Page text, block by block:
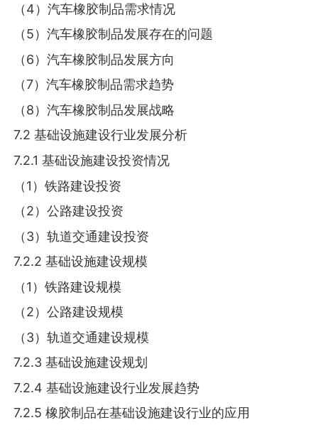
（4）汽车橡胶制品需求情况
（5）汽车橡胶制品发展存在的问题
（6）汽车橡胶制品发展方向
（7）汽车橡胶制品需求趋势
（8）汽车橡胶制品发展战略
7.2 基础设施建设行业发展分析
7.2.1 基础设施建设投资情况
（1）铁路建设投资
（2）公路建设投资
（3）轨道交通建设投资
7.2.2 基础设施建设规模
（1）铁路建设规模
（2）公路建设规模
（3）轨道交通建设规模
7.2.3 基础设施建设规划
7.2.4 基础设施建设行业发展趋势
7.2.5 橡胶制品在基础设施建设行业的应用